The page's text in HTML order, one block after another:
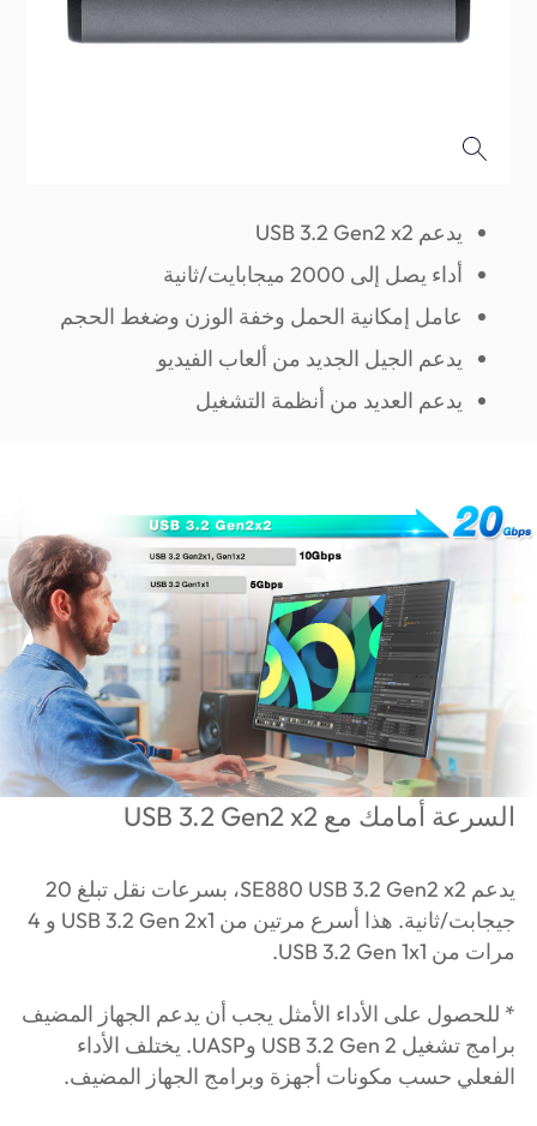
يدعم USB 3.2 Gen2 x2
أداء يصل إلى 2000 ميجابايت/ثانية
عامل إمكانية الحمل وخفة الوزن وضغط الحجم
يدعم الجيل الجديد من ألعاب الفيديو
يدعم العديد من أنظمة التشغيل
السرعة أمامك مع USB 3.2 Gen2 x2
يدعم SE880 USB 3.2 Gen2 x2، بسرعات نقل تبلغ 20
جيجابت/ثانية. هذا أسرع مرتين من USB 3.2 Gen 2x1 و 4
مرات من USB 3.2 Gen 1x1.
* للحصول على الأداء الأمثل يجب أن يدعم الجهاز المضيف
برامج تشغيل USB 3.2 Gen 2 وUASP. يختلف الأداء
الفعلي حسب مكونات أجهزة وبرامج الجهاز المضيف.